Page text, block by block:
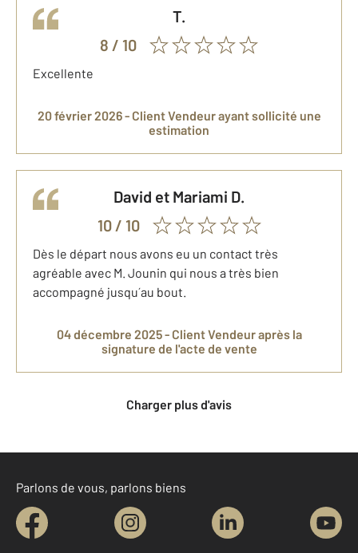
T.
8 / 10
Excellente
20 février 2026 - Client Vendeurayant sollicité une
estimation
David et Mariami D.
10/ 10
Dès le départ nous avons eu un contact très
agréable avec M. Jounin qui nous a très bien
accompagné jusqu´au bout.
04 décembre 2025 - Client Vendeuraprès la
signature de l'acte de vente
Charger plus d'avis
Parlons de vous, parlons biens